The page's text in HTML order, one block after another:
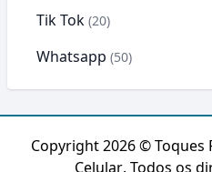
Tik Tok (20)
Whatsapp (50)
Copyright 2026 ©Toques
Celular. Todos os